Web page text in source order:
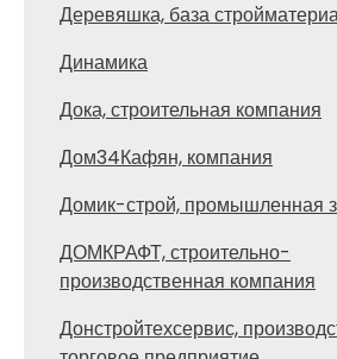
Деревяшка, база
Динамика
Дока, строительная компания
Дом34Кафян, компания
Домик-строй, промышленная
ДОМКРАФТ, строительно-
производственная компания
Донстройтехсервис,